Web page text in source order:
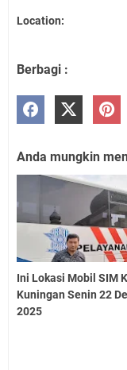
Location:
Berbagi :
Anda mungkin
Ini Lokasi Mobil SIM
Kuningan Senin 22
2025